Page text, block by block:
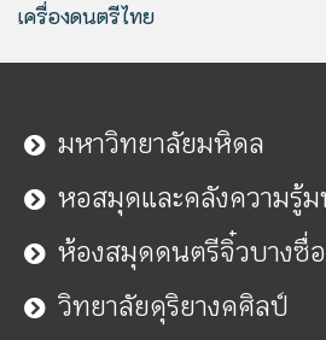
เครื่องดนตรีไทย
มหาวิทยาลัยมหิดล
หอสมุดและคลังความรู้
ห้องสมุดดนตรีจิ๋วบางซื่อ
วิทยาลัยดุริยางคศิลป์